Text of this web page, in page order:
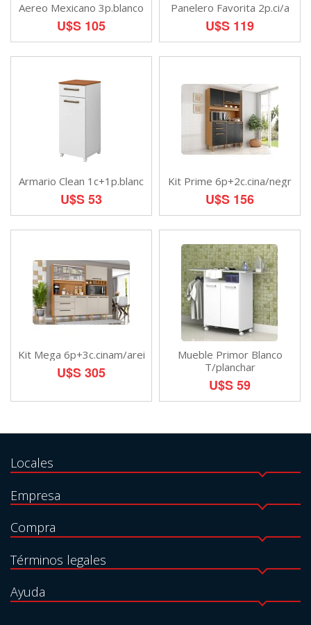
Aereo Mexicano 3p.blanco
U$S 105
Panelero Favorita 2p.ci/a
U$S 119
Armario Clean 1c+1p.blanc
U$S 53
Kit Prime 6p+2c.cina/negr
U$S 156
Kit Mega 6p+3c.cinam/arei
U$S 305
Mueble Primor Blanco
T/planchar
U$S 59
Locales
Empresa
Compra
Términos legales
Ayuda